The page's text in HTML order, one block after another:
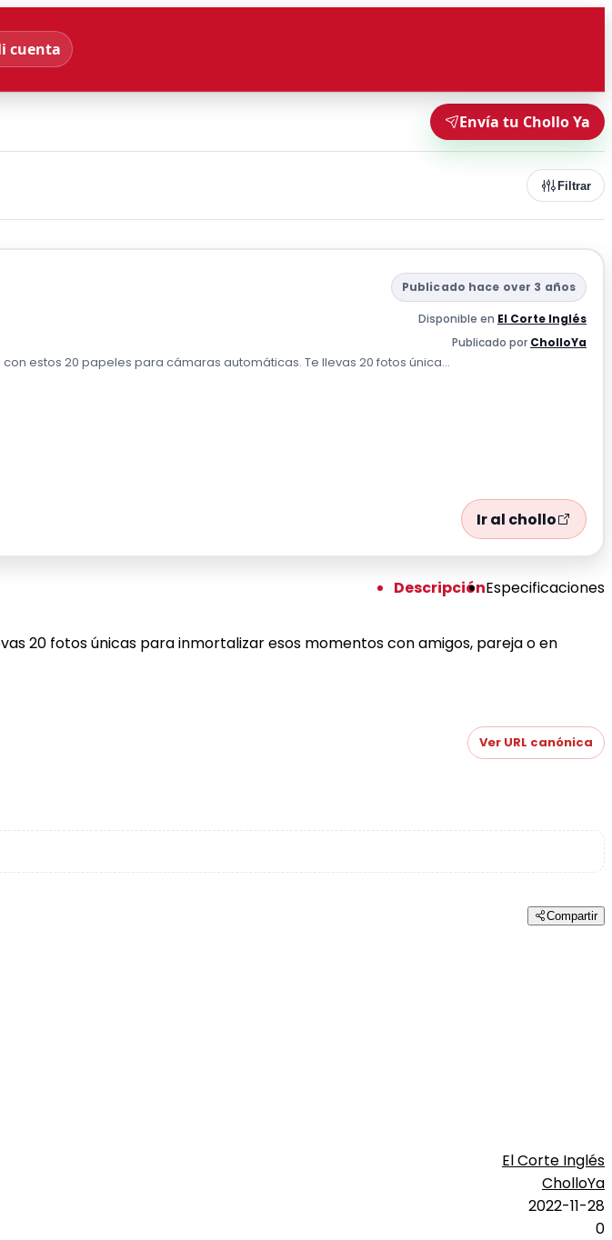
cuenta
Envía tu Chollo Ya
Filtrar
Publicado hace over 3 años
Disponible en El Corte Inglés
Publicado por CholloYa
con estos 20 papeles para cámaras automáticas. Te llevas 20 fotos única...
Ir al chollo
DescripciónEspecificaciones
20 fotos únicas para inmortalizar esos momentos con amigos, pareja o en
Ver URL canónica
Compartir
El Corte Inglés
CholloYa
2022-11-28
0